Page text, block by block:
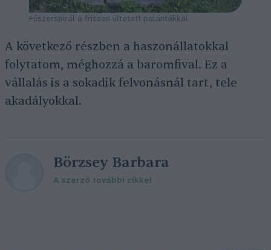
Fűszerspirál a frissen ültetett palántákkal
A következő részben a haszonállatokkal
folytatom, méghozzá a baromfival. Ez a
vállalás is a sokadik felvonásnál tart, tele
akadályokkal.
Börzsey Barbara
A szerző további cikkei